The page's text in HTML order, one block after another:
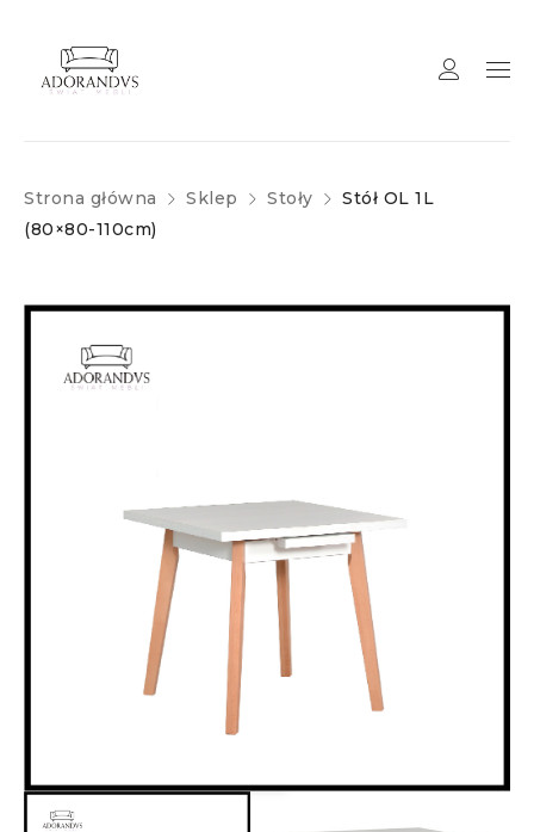
Strona główna Sklep Stoły
Stół OL 1L
(80×80-110cm)